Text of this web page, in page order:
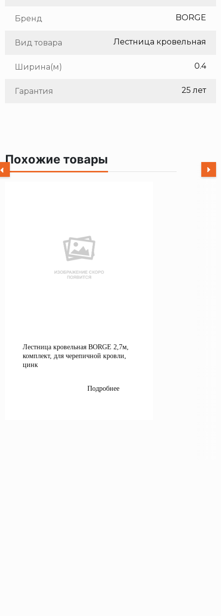
Бренд BORGE
Вид товара Лестница кровельная
Ширина(м) 0.4
Гарантия 25 лет
Похожие товары
Лестница кровельная BORGE 2,7м,
комплект, для черепичной кровли,
цинк
Подробнее